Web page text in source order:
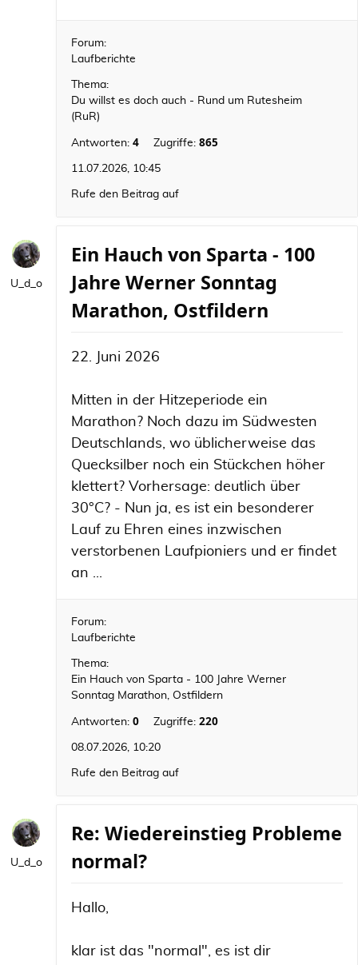
Forum:
Laufberichte
Thema:
Du willst es doch auch - Rund um Rutesheim
(RuR)
Antworten: 4 Zugriffe: 865
11.07.2026, 10:45
Rufe den Beitrag auf
U_d_o
Ein Hauch von Sparta - 100
Jahre Werner Sonntag
Marathon, Ostfildern
22. Juni 2026
Mitten in der Hitzeperiode ein
Marathon? Noch dazu im Südwesten
Deutschlands, wo üblicherweise das
Quecksilber noch ein Stückchen höher
klettert? Vorhersage: deutlich über
30°C? - Nun ja, es ist ein besonderer
Lauf zu Ehren eines inzwischen
verstorbenen Laufpioniers und er findet
an ...
Forum:
Laufberichte
Thema:
Ein Hauch von Sparta - 100 Jahre Werner
Sonntag Marathon, Ostfildern
Antworten: 0 Zugriffe: 220
08.07.2026, 10:20
Rufe den Beitrag auf
U_d_o
Re: Wiedereinstieg Probleme
normal?
Hallo,
klar ist das "normal", es ist dir